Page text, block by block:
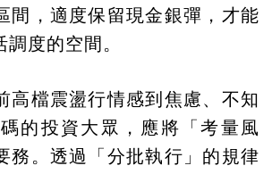
間，適度保留現金銀彈，才能
度的空間。
高檔震盪行情感到焦慮、不知
的投資大眾，應將「考量風
務。透過「分批執行」的規律